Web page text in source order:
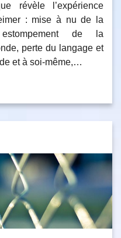
révèle l’expérience
: mise à nu de la
estompement de la
perte du langage et
et à soi-même,…